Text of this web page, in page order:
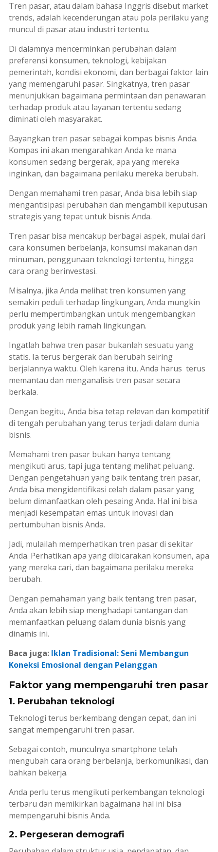
Tren pasar, atau dalam bahasa Inggris disebut market
trends, adalah kecenderungan atau pola perilaku yang
muncul di pasar atau industri tertentu.
Di dalamnya mencerminkan perubahan dalam
preferensi konsumen, teknologi, kebijakan
pemerintah, kondisi ekonomi, dan berbagai faktor lain
yang memengaruhi pasar. Singkatnya, tren pasar
menunjukkan bagaimana permintaan dan penawaran
terhadap produk atau layanan tertentu sedang
diminati oleh masyarakat.
Bayangkan tren pasar sebagai kompas bisnis Anda.
Kompas ini akan mengarahkan Anda ke mana
konsumen sedang bergerak, apa yang mereka
inginkan, dan bagaimana perilaku mereka berubah.
Dengan memahami tren pasar, Anda bisa lebih siap
mengantisipasi perubahan dan mengambil keputusan
strategis yang tepat untuk bisnis Anda.
Tren pasar bisa mencakup berbagai aspek, mulai dari
cara konsumen berbelanja, konsumsi makanan dan
minuman, penggunaan teknologi tertentu, hingga
cara orang berinvestasi.
Misalnya, jika Anda melihat tren konsumen yang
semakin peduli terhadap lingkungan, Anda mungkin
perlu mempertimbangkan untuk mengembangkan
produk yang lebih ramah lingkungan.
Ingatlah bahwa tren pasar bukanlah sesuatu yang
statis. Ia terus bergerak dan berubah seiring
berjalannya waktu. Oleh karena itu, Anda harus terus
memantau dan menganalisis tren pasar secara
berkala.
Dengan begitu, Anda bisa tetap relevan dan kompetitif
di tengah perubahan yang terus terjadi dalam dunia
bisnis.
Memahami tren pasar bukan hanya tentang
mengikuti arus, tapi juga tentang melihat peluang.
Dengan pengetahuan yang baik tentang tren pasar,
Anda bisa mengidentifikasi celah dalam pasar yang
belum dimanfaatkan oleh pesaing Anda. Hal ini bisa
menjadi kesempatan emas untuk inovasi dan
pertumbuhan bisnis Anda.
Jadi, mulailah memperhatikan tren pasar di sekitar
Anda. Perhatikan apa yang dibicarakan konsumen, apa
yang mereka cari, dan bagaimana perilaku mereka
berubah.
Dengan pemahaman yang baik tentang tren pasar,
Anda akan lebih siap menghadapi tantangan dan
memanfaatkan peluang dalam dunia bisnis yang
dinamis ini.
Baca juga: Iklan Tradisional: Seni Membangun
Koneksi Emosional dengan Pelanggan
Faktor yang mempengaruhi tren pasar
1. Perubahan teknologi
Teknologi terus berkembang dengan cepat, dan ini
sangat mempengaruhi tren pasar.
Sebagai contoh, munculnya smartphone telah
mengubah cara orang berbelanja, berkomunikasi, dan
bahkan bekerja.
Anda perlu terus mengikuti perkembangan teknologi
terbaru dan memikirkan bagaimana hal ini bisa
mempengaruhi bisnis Anda.
2. Pergeseran demografi